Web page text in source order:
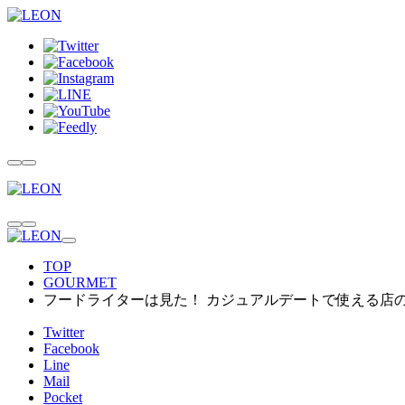
TOP
GOURMET
フードライターは見た！ カジュアルデートで使える店
Twitter
Facebook
Line
Mail
Pocket